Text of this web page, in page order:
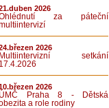
2026
za páteční
2026
Multiintervizní setkání
17.4.2026
2026
ÚMČ Praha 8 - Dětská
a role rodiny